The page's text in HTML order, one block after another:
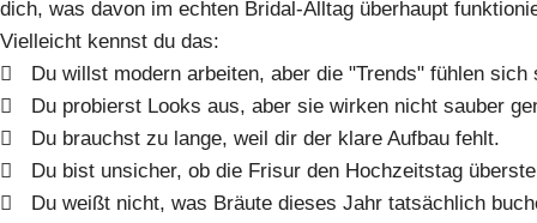
dich, was davon im echten Bridal-Alltag überhaupt
Vielleicht kennst du das:
Du willst modern arbeiten, aber die "Trends" fühlen sich
Du probierst Looks aus, aber sie wirken nicht sauber
Du brauchst zu lange, weil dir der klare Aufbau fehlt.
Du bist unsicher, ob die Frisur den Hochzeitstag
Du weißt nicht, was Bräute dieses Jahr tatsächlich